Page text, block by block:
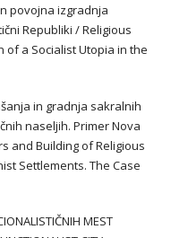
povojna izgradnja
Republiki / Religious
of a Socialist Utopia in the
in gradnja sakralnih
naseljih. Primer Nova
and Building of Religious
Settlements. The Case
MEST